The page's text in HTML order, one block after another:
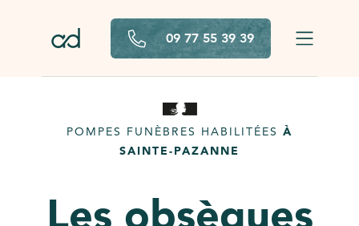
09 77 55 39 39
POMPES FUNÈBRES HABILITÉES À
SAINTE-PAZANNE
Les obsèques